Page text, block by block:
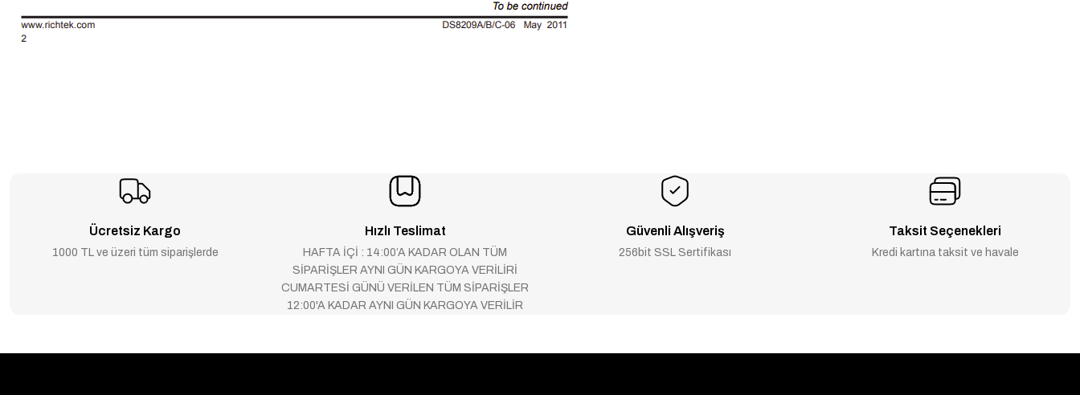
Ücretsiz Kargo
1000 TL ve üzeri tüm siparişlerde
Hızlı Teslimat
HAFTA İÇİ : 14:00’A KADAR OLAN TÜM
SİPARİŞLER AYNI GÜN KARGOYA VERİLİRİ
CUMARTESİ GÜNÜ VERİLEN TÜM SİPARİŞLER
12:00'A KADAR AYNI GÜN KARGOYA VERİLİR
Güvenli Alışveriş
256bit SSL Sertifikası
Taksit Seçenekleri
Kredi kartına taksit ve havale